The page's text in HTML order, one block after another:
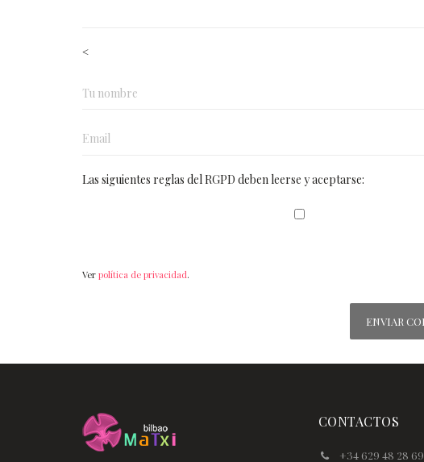
<
Las siguientes reglas del RGPD deben leerse y aceptarse:
Ver política de privacidad.
CONTACTOS
+34 629 48 28 69